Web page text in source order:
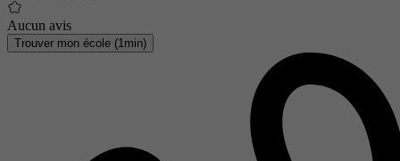
Aucun avis
Trouver mon école (1min)